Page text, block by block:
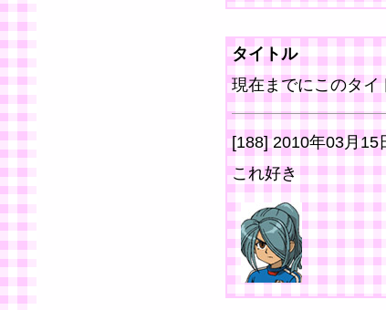
タイトル
現在までにこのタイ
[188] 2010年03月15
これ好き